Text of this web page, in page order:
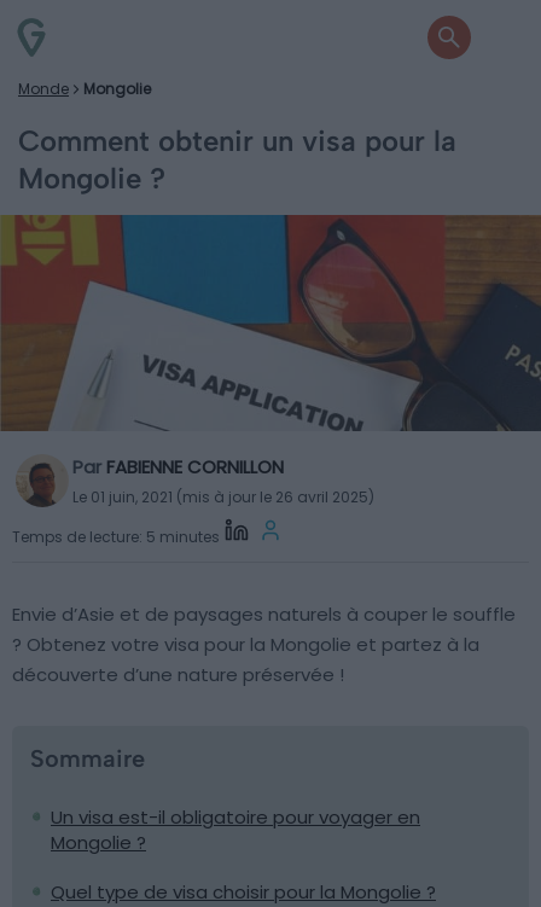
Monde Mongolie
Comment obtenir un visa pour la
Mongolie ?
Par FABIENNE CORNILLON
Le 01 juin, 2021 (mis à jour le 26 avril 2025)
Temps de lecture: 5 minutes
Envie d’Asie et de paysages naturels à couper le souffle
? Obtenez votre visa pour la Mongolie et partez à la
découverte d’une nature préservée !
Sommaire
Un visa est-il obligatoire pour voyager en
Mongolie ?
Quel type de visa choisir pour la Mongolie ?